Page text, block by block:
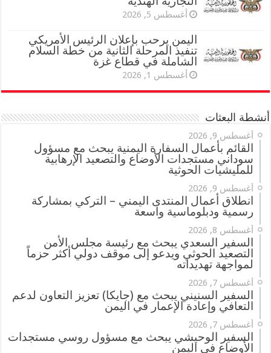
أغسطس 5, 2026
اليمن يرحب بإعلان الرئيس الأمريكي
تنفيذ المرحلة الثانية من خطة السلام
الشاملة في قطاع غزة
أغسطس 1, 2026
أنشطة البعثات
أغسطس 9, 2026
القائم بأعمال السفارة اليمنية يبحث مع مسؤول
سوداني مستجدات الأوضاع والتصعيد الإرهابية
للمليشيات الحوثية
أغسطس 9, 2026
انطلاق أعمال المنتدى اليمني – التركي بمشاركة
رسمية ودبلوماسية واسعة
أغسطس 8, 2026
السفير السعدي يبحث مع رئيسة مجلس الأمن
التصعيد الحوثي ويدعو إلى موقف دولي أكثر حزماً
لمواجهة تهديداته
أغسطس 7, 2026
السفير السنيني يبحث مع (جايكا) تعزيز التعاون لدعم
التعافي وإعادة الإعمار في اليمن
أغسطس 7, 2026
السفير الوحيشي يبحث مع مسؤول روسي مستجدات
الأوضاع في اليمن